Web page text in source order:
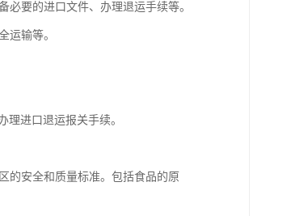
要的进口文件、办理退运手续等。
运输等。
进口退运报关手续。
的安全和质量标准。包括食品的原